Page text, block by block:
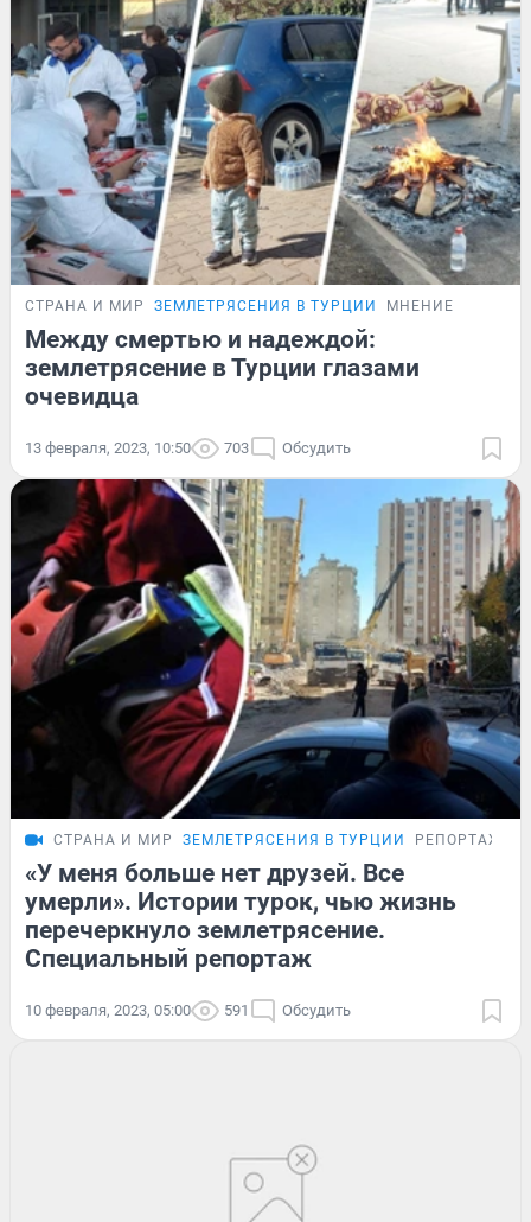
СТРАНА И МИР ЗЕМЛЕТРЯСЕНИЯ В ТУРЦИИ МНЕНИЕ
Между смертью и надеждой:
землетрясение в Турции глазами
очевидца
13 февраля, 2023, 10:50 703 Обсудить
СТРАНА И МИР ЗЕМЛЕТРЯСЕНИЯ В ТУРЦИИ РЕПОРТАЖ
«У меня больше нет друзей. Все
умерли». Истории турок, чью жизнь
перечеркнуло землетрясение.
Специальный репортаж
10 февраля, 2023, 05:00 591 Обсудить